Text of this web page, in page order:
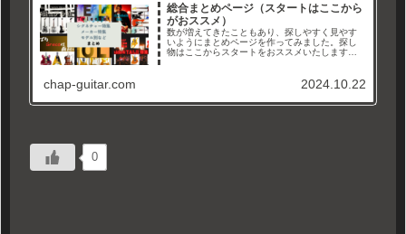
総合まとめページ（スタートはここから
がおススメ）
数が増えてきたこともあり、探しやすく見やす
いようにまとめページを作ってみました。探し
物はここからスタートをおススメいたします。
すので沢山見て行ってくださいね...
chap-guitar.com 2024.10.22
0